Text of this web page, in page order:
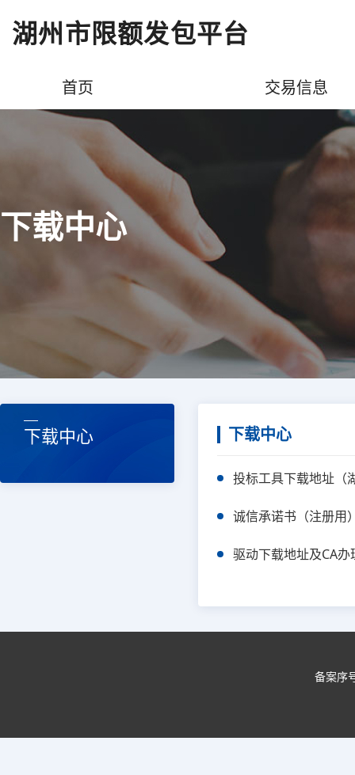
湖州市限额发包平台
首页 交易信息
下载中心
下载中心 下载中心
投标工具下载地址（
诚信承诺书（注册用
驱动下载地址及CA
备案序